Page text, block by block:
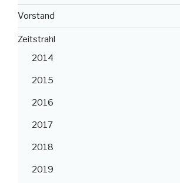
Vorstand
Zeitstrahl
2014
2015
2016
2017
2018
2019